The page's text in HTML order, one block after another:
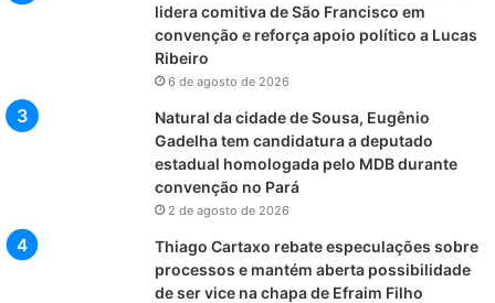
lidera comitiva de São Francisco em
convenção e reforça apoio político a Lucas
Ribeiro
6 de agosto de 2026
Natural da cidade de Sousa, Eugênio
Gadelha tem candidatura a deputado
estadual homologada pelo MDB durante
convenção no Pará
2 de agosto de 2026
Thiago Cartaxo rebate especulações sobre
processos e mantém aberta possibilidade
de ser vice na chapa de Efraim Filho